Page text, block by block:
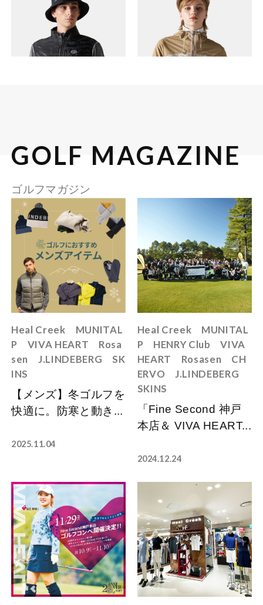
GOLF MAGAZINE
ゴルフマガジン
Heal Creek
MUNITAL
P
VIVA HEART
Rosa
sen
J.LINDEBERG
SK
INS
【メンズ】冬ゴルフを
快適に。防寒と動き...
2025.11.04
Heal Creek
MUNITAL
P
HENRY Club
VIVA
HEART
Rosasen
CH
ERVO
J.LINDEBERG
SKINS
「Fine Second 神戸
本店＆ VIVA HEART...
2024.12.24